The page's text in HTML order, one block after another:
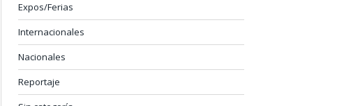
Expos/Ferias
Internacionales
Nacionales
Reportaje